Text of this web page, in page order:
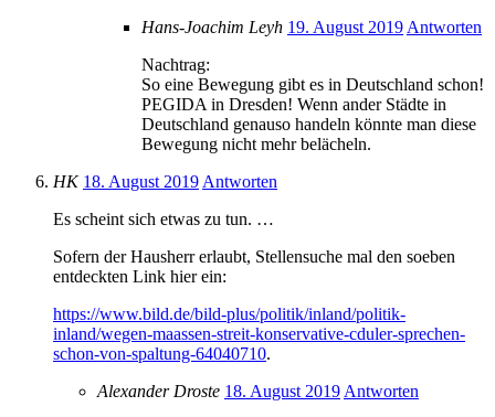
Hans-Joachim Leyh 19. August 2019 Antworten
Nachtrag:
So eine Bewegung gibt es in Deutschland schon!
PEGIDA in Dresden! Wenn ander Städte in
Deutschland genauso handeln könnte man diese
Bewegung nicht mehr belächeln.
HK 18. August 2019 Antworten
Es scheint sich etwas zu tun. …
Sofern der Hausherr erlaubt, Stellensuche mal den soeben
entdeckten Link hier ein:
https://www.bild.de/bild-plus/politik/inland/politik-
inland/wegen-maassen-streit-konservative-cduler-sprechen-
schon-von-spaltung-64040710.
Alexander Droste 18. August 2019 Antworten